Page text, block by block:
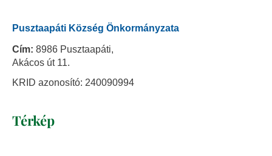
Pusztaapáti Község Önkormányzata
Cím: 8986 Pusztaapáti,
Akácos út 11.
KRID azonosító: 240090994
Térkép